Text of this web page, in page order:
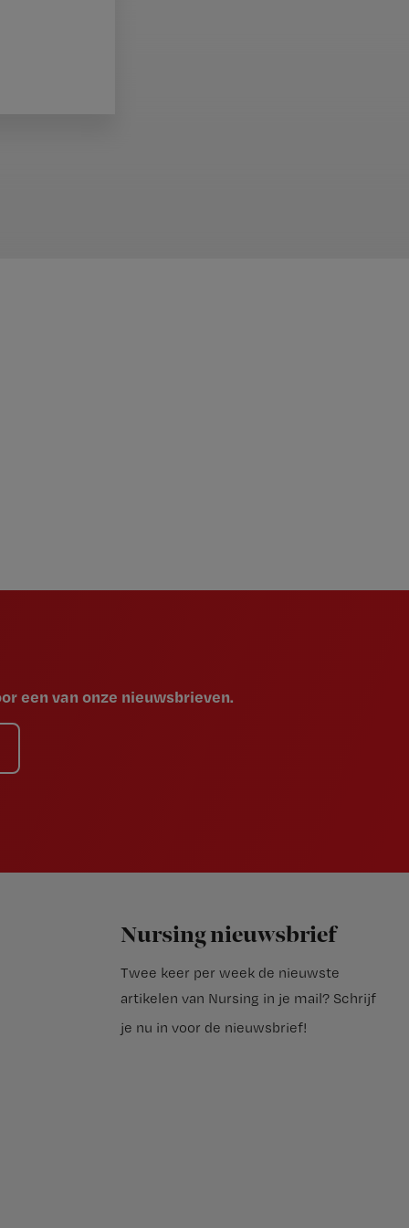
een van onze nieuwsbrieven.
Nursing nieuwsbrief
Twee keer per week de nieuwste
artikelen van Nursing in je mail? Schrijf
je nu in voor de nieuwsbrief!